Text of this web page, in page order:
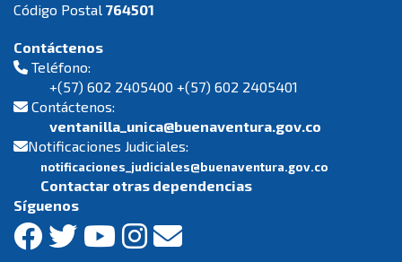
Código Postal 764501
Contáctenos
Teléfono:
+(57) 602 2405400 +(57) 602 2405401
Contáctenos:
ventanilla_unica@buenaventura.gov.co
Notificaciones Judiciales:
notificaciones_judiciales@buenaventura.gov.co
Contactar otras dependencias
Síguenos